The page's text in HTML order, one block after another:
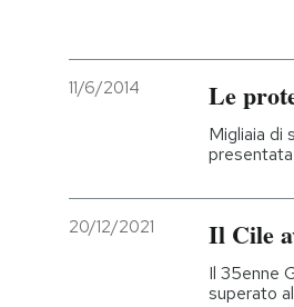
11/6/2014 Le
Migliaia di
20/12/2021 Il Cile
Il 35enne
superato